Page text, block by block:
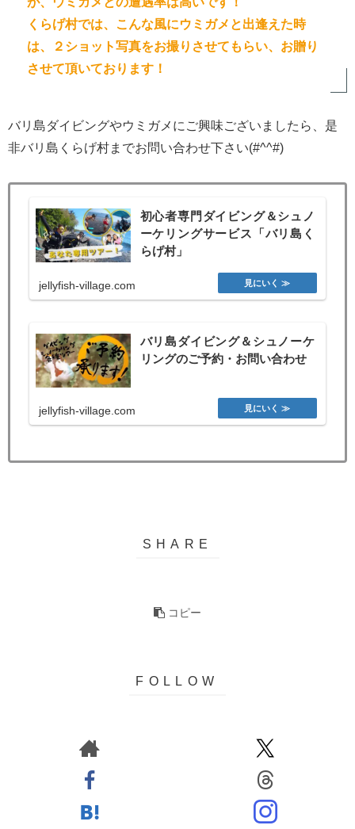
くらげ村では、こんな風にウミガメと出逢えた時
は、２ショット写真をお撮りさせてもらい、お贈り
させて頂いております！
バリ島ダイビングやウミガメにご興味ございましたら、是
非バリ島くらげ村までお問い合わせ下さい(#^^#)
初心者専門ダイビング＆シュノ
ーケリングサービス「バリ島く
らげ村」
jellyfish-village.com
バリ島ダイビング＆シュノーケ
リングのご予約・お問い合わせ
jellyfish-village.com
コピー